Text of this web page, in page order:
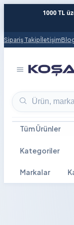
1000 TL
Sipariş Takipİletişim
Ürün ara
Tüm Ürünler
Kategoriler
Markalar